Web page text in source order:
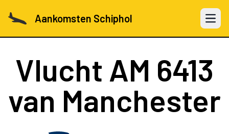
Aankomsten Schiphol Open
Vlucht AM 6413
van Manchester